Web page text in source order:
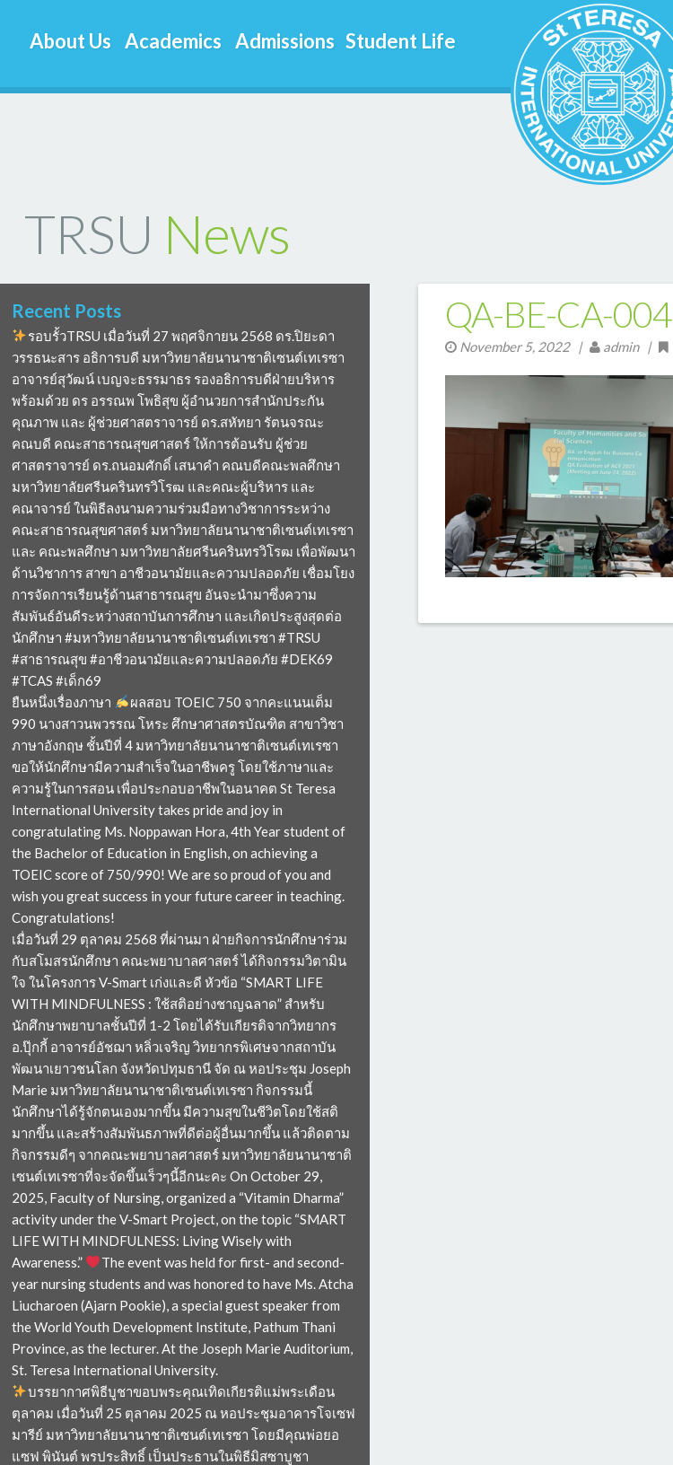
About Us Academics Admissions Student Life
TRSU News
Recent Posts
รอบรั้วTRSU เมื่อวันที่ 27 พฤศจิกายน 2568 ดร.ปิยะดา
วรรธนะสาร อธิการบดี มหาวิทยาลัยนานาชาติเซนต์เทเรซา
อาจารย์สุวัฒน์ เบญจะธรรมาธร รองอธิการบดีฝ่ายบริหาร
พร้อมด้วย ดร อรรณพ โพธิสุข ผู้อำนวยการสำนักประกัน
คุณภาพ และ ผู้ช่วยศาสตราจารย์ ดร.สหัทยา รัตนจรณะ
คณบดี คณะสาธารณสุขศาสตร์ ให้การต้อนรับ ผู้ช่วย
ศาสตราจารย์ ดร.ถนอมศักดิ์ เสนาคำ คณบดีคณะพลศึกษา
มหาวิทยาลัยศรีนครินทรวิโรฒ และคณะผู้บริหาร และ
คณาจารย์ ในพิธีลงนามความร่วมมือทางวิชาการระหว่าง
คณะสาธารณสุขศาสตร์ มหาวิทยาลัยนานาชาติเซนต์เทเรซา
และ คณะพลศึกษา มหาวิทยาลัยศรีนครินทรวิโรฒ เพื่อพัฒนา
ด้านวิชาการ สาขา อาชีวอนามัยและความปลอดภัย เชื่อมโยง
การจัดการเรียนรู้ด้านสาธารณสุข อันจะนำมาซึ่งความ
สัมพันธ์อันดีระหว่างสถาบันการศึกษา และเกิดประสูงสุดต่อ
นักศึกษา #มหาวิทยาลัยนานาชาติเซนต์เทเรซา #TRSU
#สาธารณสุข #อาชีวอนามัยและความปลอดภัย #DEK69
#TCAS #เด็ก69
ยืนหนึ่งเรื่องภาษา
ผลสอบ TOEIC 750 จากคะแนนเต็ม
990 นางสาวนพวรรณ โหระ ศึกษาศาสตรบัณฑิต สาขาวิชา
ภาษาอังกฤษ ชั้นปีที่ 4 มหาวิทยาลัยนานาชาติเซนต์เทเรซา
ขอให้นักศึกษามีความสำเร็จในอาชีพครู โดยใช้ภาษาและ
ความรู้ในการสอน เพื่อประกอบอาชีพในอนาคต St Teresa
International University takes pride and joy in
congratulating Ms. Noppawan Hora, 4th Year student of
the Bachelor of Education in English, on achieving a
TOEIC score of 750/990! We are so proud of you and
wish you great success in your future career in teaching.
Congratulations!
เมื่อวันที่ 29 ตุลาคม 2568 ที่ผ่านมา ฝ่ายกิจการนักศึกษาร่วม
กับสโมสรนักศึกษา คณะพยาบาลศาสตร์ ได้กิจกรรมวิตามิน
ใจ ในโครงการ V-Smart เก่งและดี หัวข้อ “SMART LIFE
WITH MINDFULNESS : ใช้สติอย่างชาญฉลาด” สำหรับ
นักศึกษาพยาบาลชั้นปีที่ 1-2 โดยได้รับเกียรติจากวิทยากร
อ.ปุ๊กกี้ อาจารย์อัชฌา หลิ่วเจริญ วิทยากรพิเศษจากสถาบัน
พัฒนาเยาวชนโลก จังหวัดปทุมธานี จัด ณ หอประชุม Joseph
Marie มหาวิทยาลัยนานาชาติเซนต์เทเรซา กิจกรรมนี้
นักศึกษาได้รู้จักตนเองมากขึ้น มีความสุขในชีวิตโดยใช้สติ
มากขึ้น และสร้างสัมพันธภาพที่ดีต่อผู้อื่นมากขึ้น แล้วติดตาม
กิจกรรมดีๆ จากคณะพยาบาลศาสตร์ มหาวิทยาลัยนานาชาติ
เซนต์เทเรซาที่จะจัดขึ้นเร็วๆนี้อีกนะคะ On October 29,
2025, Faculty of Nursing, organized a “Vitamin Dharma”
activity under the V-Smart Project, on the topic “SMART
LIFE WITH MINDFULNESS: Living Wisely with
Awareness.”
The event was held for first- and second-
year nursing students and was honored to have Ms. Atcha
Liucharoen (Ajarn Pookie), a special guest speaker from
the World Youth Development Institute, Pathum Thani
Province, as the lecturer. At the Joseph Marie Auditorium,
St. Teresa International University.
บรรยากาศพิธีบูชาขอบพระคุณเทิดเกียรติแม่พระเดือน
ตุลาคม เมื่อวันที่ 25 ตุลาคม 2025 ณ หอประชุมอาคารโจเซฟ
มารีย์ มหาวิทยาลัยนานาชาติเซนต์เทเรซา โดยมีคุณพ่อยอ
แซฟ พินันต์ พรประสิทธิ์ เป็นประธานในพิธีมิสซาบูชา
QA-BE-CA-004
November 5, 2022| admin |